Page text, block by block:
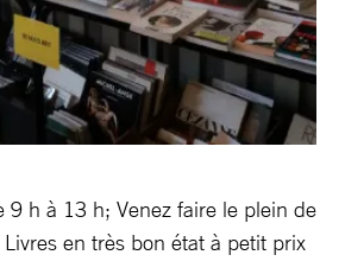
9 h à 13 h; Venez faire le plein de
en très bon état à petit prix